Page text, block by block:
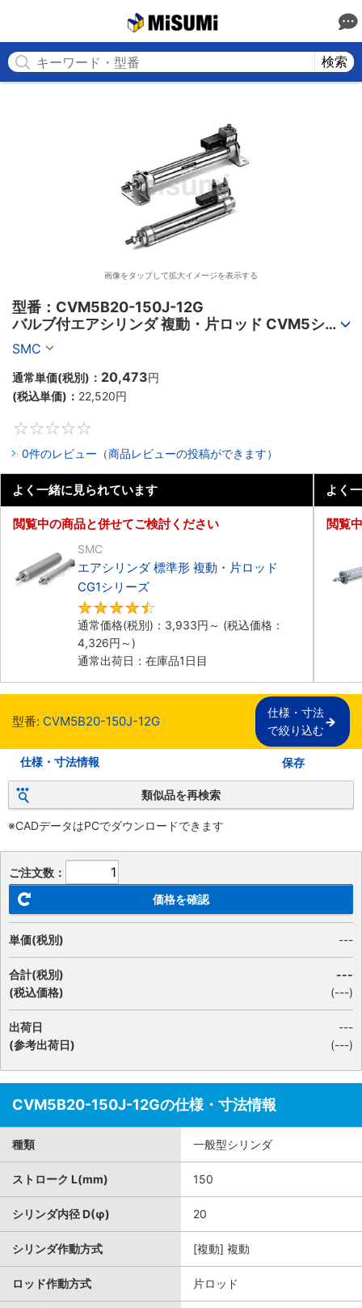
検索
画像をタップして拡大イメージを表示する
型番：CVM5B20-150J-12G
バルブ付エアシリンダ 複動・片ロッド CVM5シリ
ーズ
SMC
通常単価(税別)： 20,473円
(税込単価)： 22,520円
0件のレビュー（商品レビューの投稿ができます）
よく一緒に見られています
閲覧中の商品と併せてご検討ください
SMC
エアシリンダ 標準形 複動・片ロッド
CG1シリーズ
通常価格(税別)： 3,933円 ～ (税込価格：
4,326円 ～)
通常出荷日：在庫品1日目
よく
閲覧
型番: CVM5B20-150J-12G
仕様・寸法
で絞り込む
仕様・寸法情報 保存
類似品を再検索
※CADデータはPCでダウンロードできます
ご注文数：
価格を確認
単価(税別) ---
合計(税別)
(税込価格)
---
(---)
出荷日
(参考出荷日)
---
(---)
CVM5B20-150J-12Gの仕様・寸法情報
種類 一般型シリンダ
ストローク L(mm) 150
シリンダ内径 D(φ) 20
シリンダ作動方式 [複動] 複動
ロッド作動方式 片ロッド